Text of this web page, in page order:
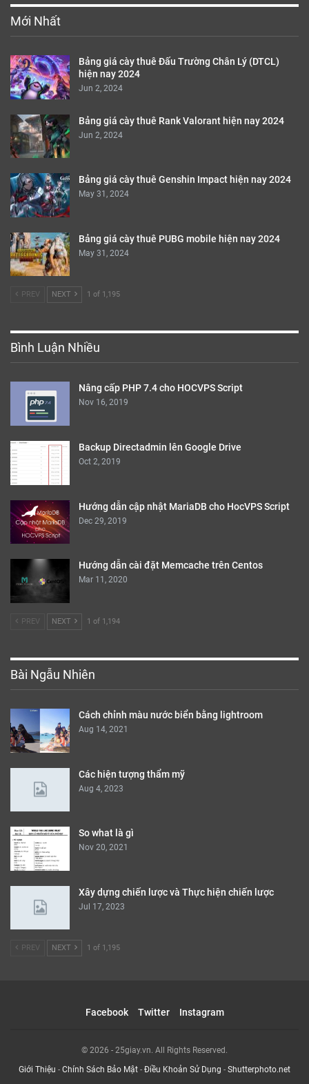
Mới Nhất
Bảng giá cày thuê Đấu Trường Chân Lý (DTCL)
hiện nay 2024
Jun 2, 2024
Bảng giá cày thuê Rank Valorant hiện nay 2024
Jun 2, 2024
Bảng giá cày thuê Genshin Impact hiện nay 2024
May 31, 2024
Bảng giá cày thuê PUBG mobile hiện nay 2024
May 31, 2024
PREV NEXT 1 of 1,195
Bình Luận Nhiều
Nâng cấp PHP 7.4 cho HOCVPS Script
Nov 16, 2019
Backup Directadmin lên Google Drive
Oct 2, 2019
Hướng dẫn cập nhật MariaDB cho HocVPS Script
Dec 29, 2019
Hướng dẫn cài đặt Memcache trên Centos
Mar 11, 2020
PREV NEXT 1 of 1,194
Bài Ngẫu Nhiên
Cách chỉnh màu nước biển bằng lightroom
Aug 14, 2021
Các hiện tượng thẩm mỹ
Aug 4, 2023
So what là gì
Nov 20, 2021
Xây dựng chiến lược và Thực hiện chiến lược
Jul 17, 2023
PREV NEXT 1 of 1,195
Facebook Twitter Instagram
© 2026 - 25giay.vn. All Rights Reserved.
Giới Thiệu - Chính Sách Bảo Mật - Điều Khoản Sử Dụng - Shutterphoto.net